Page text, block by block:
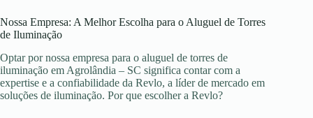
Nossa Empresa: A Melhor Escolha para o Aluguel de Torres
de Iluminação
Optar por nossa empresa para o aluguel de torres de
iluminação em Agrolândia – SC significa contar com a
expertise e a confiabilidade da Revlo, a líder de mercado em
soluções de iluminação. Por que escolher a Revlo?